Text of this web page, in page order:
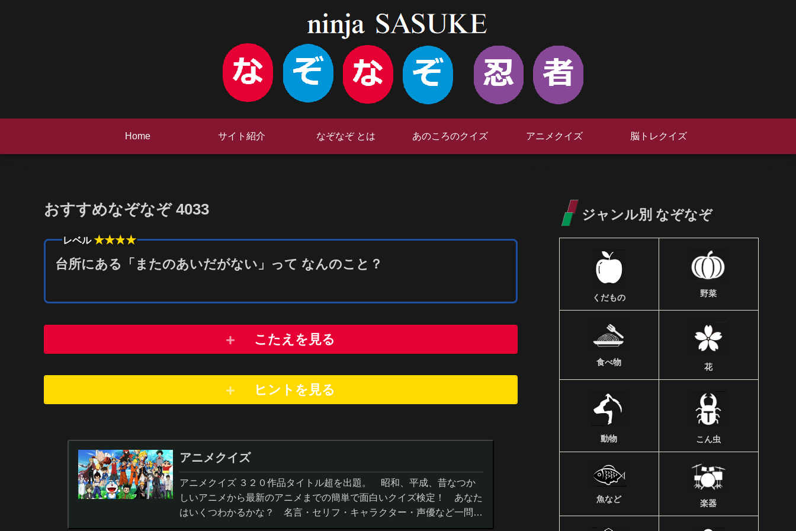
Home サイト紹介 なぞなぞ とは あのころのクイズ アニメクイズ 脳トレクイズ
おすすめなぞなぞ 4033
レベル★★★★
台所にある「またのあいだがない」って なんのこと？
こたえを見る
ヒントを 見る
アニメクイズ
アニメクイズ ３２０作品タイトル超を出題。 昭和、平成、昔なつか
しいアニメから最新のアニメまでの簡単で面白いクイズ検定！ あなた
はいくつわかるかな？ 名言・セリフ・キャラクター・声優など一問一
答から3択・4択問題までの小学生の簡単問題から難...
ジャンル別 なぞなぞ
くだもの 野菜
食べ物 花
動物 こん虫
魚など 楽器